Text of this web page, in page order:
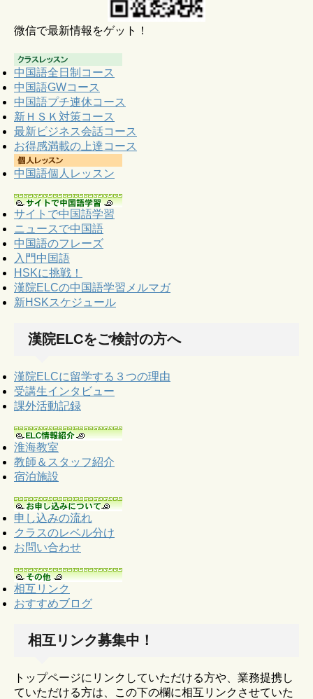
微信で最新情報をゲット！
中国語全日制コース
中国語GWコース
中国語プチ連休コース
新ＨＳＫ対策コース
最新ビジネス会話コース
お得感満載の上達コース
中国語個人レッスン
サイトで中国語学習
ニュースで中国語
中国語のフレーズ
入門中国語
HSKに挑戦！
漢院ELCの中国語学習メルマガ
新HSKスケジュール
漢院ELCをご検討の方へ
漢院ELCに留学する３つの理由
受講生インタビュー
課外活動記録
淮海教室
教師＆スタッフ紹介
宿泊施設
申し込みの流れ
クラスのレベル分け
お問い合わせ
相互リンク
おすすめブログ
相互リンク募集中！
トップページにリンクしていただける方や、業務提携し
ていただける方は、この下の欄に相互リンクさせていた